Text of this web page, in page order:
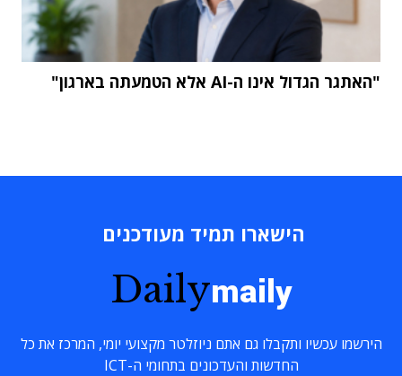
"האתגר הגדול אינו ה-AI אלא הטמעתה בארגון"
הישארו תמיד מעודכנים
Dailymaily
הירשמו עכשיו ותקבלו גם אתם ניוזלטר מקצועי יומי, המרכז את כל
החדשות והעדכונים בתחומי ה-ICT